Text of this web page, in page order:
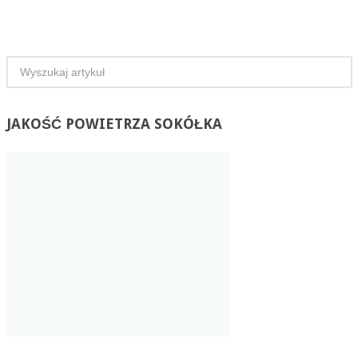
JAKOŚĆPOWIETRZA SOKÓŁKA